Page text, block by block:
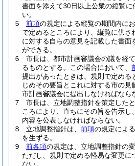
書面を添えて30日以上公衆の縦覧に
い。
5
前項の規定による縦覧の期間内に
で定めるところにより、縦覧に供さ
に対する自らの意見を記載した書面
ができる。
6
市長は、都市計画審議会の議を経
るものとする。
この場合において、
提出があったときは、規則で定める
じめその要旨とこれに対する市の見
市計画審議会に提出しなければなら
7
市長は、立地調整指針を策定した
ころにより、直ちにその旨を告示し
内容を公表しなければならない。
8
立地調整指針は、 前項の規定によ
を生ずる。
9
前各項の規定は、立地調整指針の
ただし、規則で定める軽易な変更に
ない。